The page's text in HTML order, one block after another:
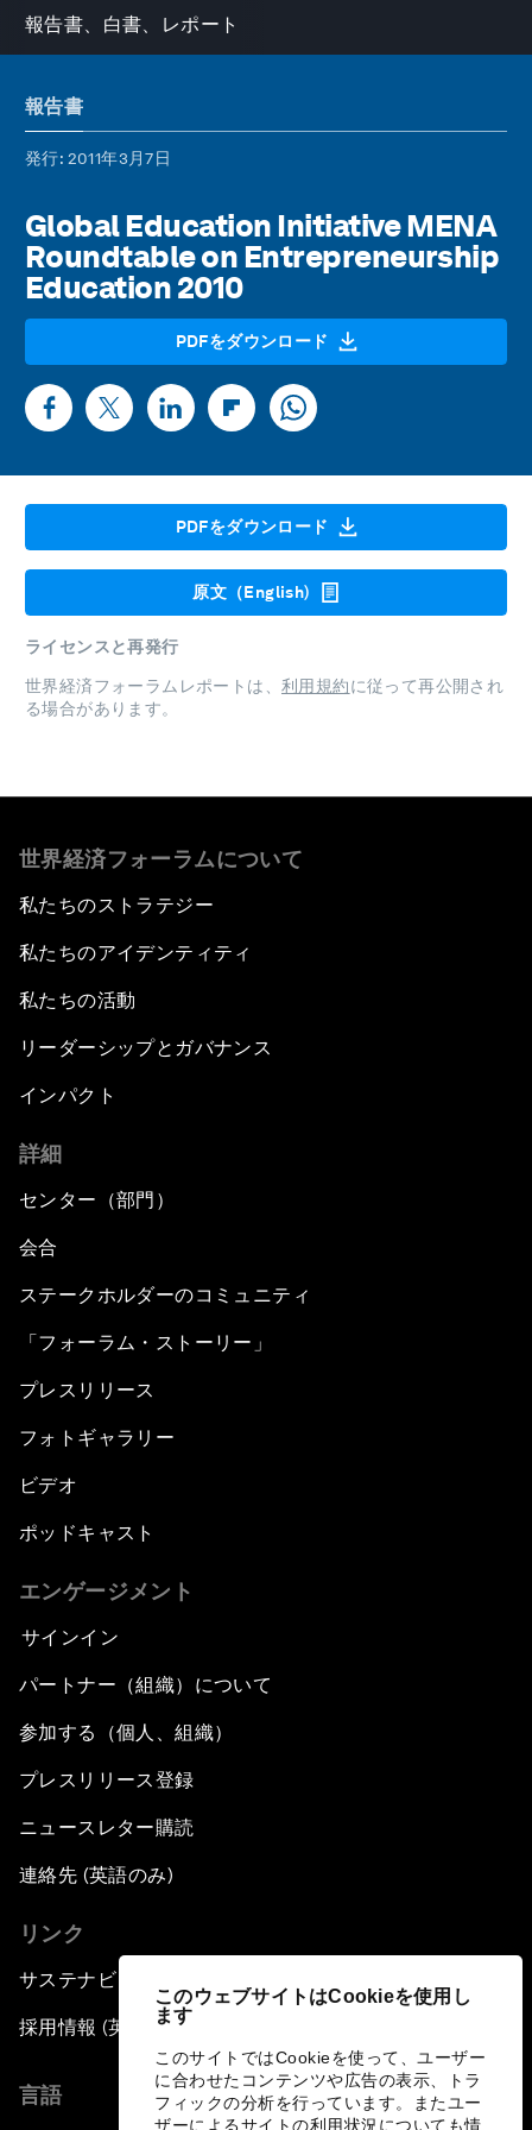
このウェブサイトはCookieを使用し
ます
このサイトではCookieを使って、ユーザー
に合わせたコンテンツや広告の表示、トラ
フィックの分析を行っています。またユー
ザーによるサイトの利用状況についても情
報告書、白書、レポート
報告書
発行: 2011年3月7日
Global Education Initiative MENA
Roundtable on Entrepreneurship
Education 2010
PDFをダウンロード
PDFをダウンロード
原文（English)
ライセンスと再発行
世界経済フォーラムレポートは、 利用規約に従って再公開され
る場合があります。
世界経済フォーラムについて
私たちのストラテジー
私たちのアイデンティティ
私たちの活動
リーダーシップとガバナンス
インパクト
詳細
センター（部門）
会合
ステークホルダーのコミュニティ
「フォーラム・ストーリー」
プレスリリース
フォトギャラリー
ビデオ
ポッドキャスト
エンゲージメント
サインイン
パートナー（組織）について
参加する（個人、組織）
プレスリリース登録
ニュースレター購読
連絡先 (英語のみ)
リンク
サステナビリティへの取り組み
採用情報 (英語のみ)
言語